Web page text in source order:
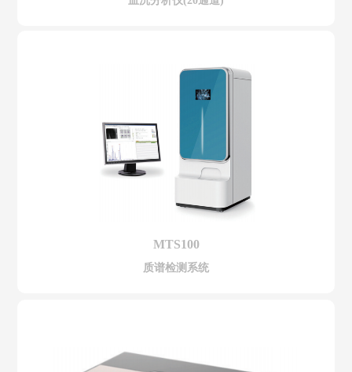
MTS100
质谱检测系统